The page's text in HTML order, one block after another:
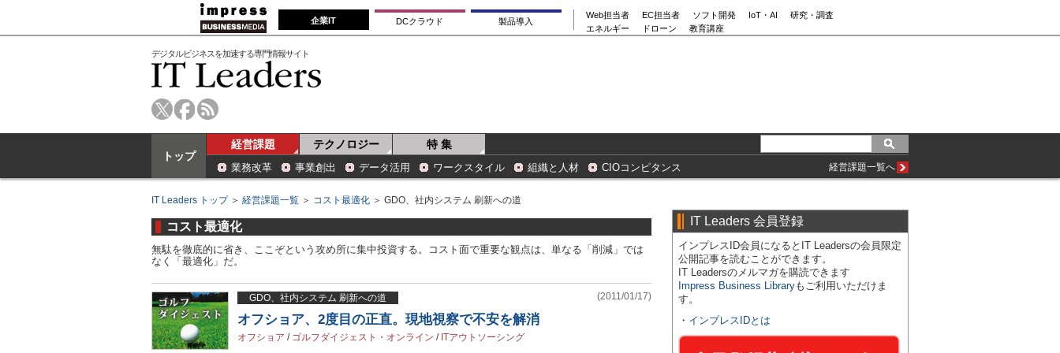
企業IT DCクラウド 製品導入
Web担当者 EC担当者 ソフト開発 IoT・AI
研究・調査
エネルギー
ドローン 教育講座
デジタルビジネスを加速する専門情報サイト
トップ
経営課題 テクノロジー 特 集
業務改革 事業創出 データ活用 ワークスタイル 組織と人材 CIOコンピタンス 経営課題一覧へ
IT Leaders トップ＞ 経営課題一覧 ＞ コスト最適化 ＞ GDO、社内システム 刷新への道
コスト最適化
無駄を徹底的に省き、ここぞという攻め所に集中投資する。コスト面で重要な観点は、単なる「削減」では
なく「最適化」だ。
GDO、社内システム 刷新への道 (2011/01/17)
オフショア、2度目の正直。現地視察で不安を解消
オフショア / ゴルフダイジェスト・オンライン / ITアウトソーシング
IT Leaders 会員登録
インプレスID会員になるとIT Leadersの会員限定
公開記事を読むことができます。
IT Leadersのメルマガを購読できます
Impress Business Libraryもご利用いただけま
す。
・ インプレスIDとは